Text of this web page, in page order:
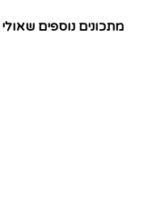
מתכונים נוספים שאולי